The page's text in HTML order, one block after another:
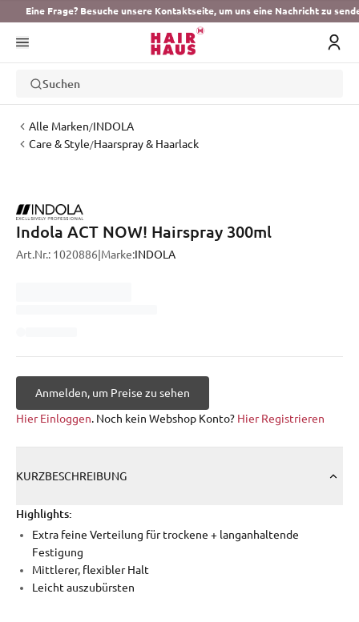
Eine Frage? Besuche unsere Kontaktseite, um uns eine Nachricht zu
Suchen
Alle Marken/INDOLA
Care & Style/Haarspray & Haarlack
Indola ACT NOW! Hairspray 300ml
Art.Nr.: 1020886 Marke:INDOLA
Anmelden, um Preise zu sehen
Hier Einloggen. Noch kein Webshop Konto? Hier Registrieren
KURZBESCHREIBUNG
Highlights:
Extra feine Verteilung für trockene + langanhaltende
Festigung
Mittlerer, flexibler Halt
Leicht auszubürsten